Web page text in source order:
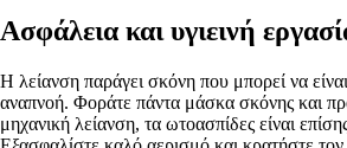
Ασφάλεια και υγιεινή
Η λείανση παράγει σκόνη που μπορεί να
αναπνοή. Φοράτε πάντα μάσκα σκόνης και
μηχανική λείανση, τα ωτοασπίδες είναι